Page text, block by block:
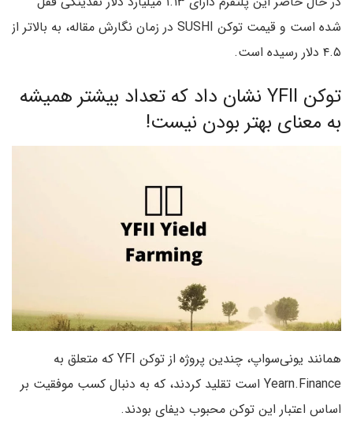
شده است و قیمت توکن SUSHI در زمان نگارش مقاله، به بالاتر از
۴.۵ دلار رسیده است.
توکن YFII نشان داد که تعداد بیشتر همیشه
به معنای بهتر بودن نیست!
همانند یونی‌سواپ، چندین پروژه از توکن YFI که متعلق به
Yearn.Finance است تقلید کردند، که به دنبال کسب موفقیت بر
اساس اعتبار این توکن محبوب دیفای بودند.